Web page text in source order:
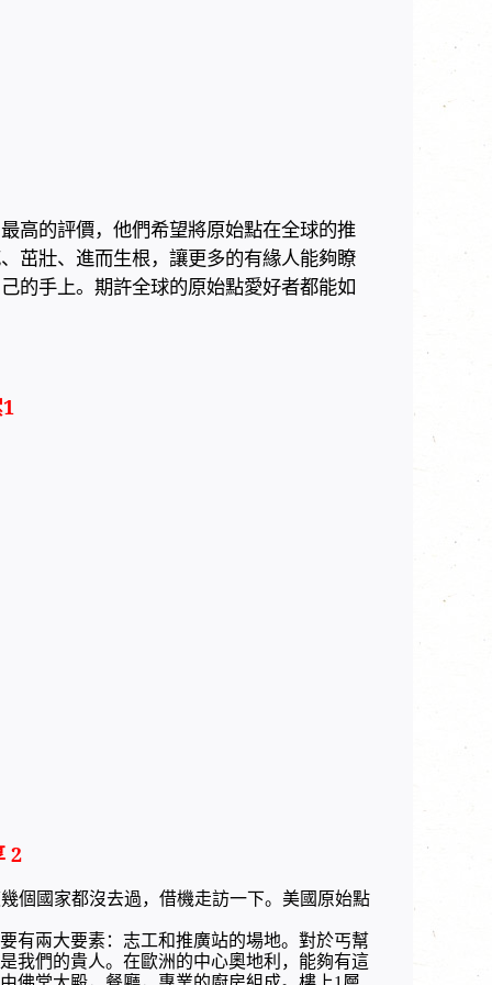
高的評價，他們希望將原始點在全球的推
茁壯、進而生根，讓更多的有緣人能夠瞭
的手上。期許全球的原始點愛好者都能如
1
2
個國家都沒去過，借機走訪一下。美國原始點
有兩大要素：志工和推廣站的場地。對於丐幫
我們的貴人。在歐洲的中心奧地利，能夠有這